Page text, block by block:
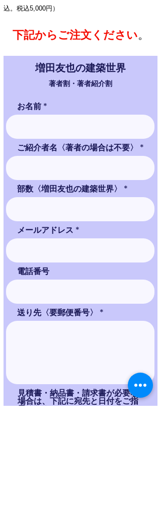
込。税込5,000円）
​下記からご注文ください。
増田友也の建築世界
著者割・著者紹介割
お名前
ご紹介者名〈著者の場合は不要〉
部数〈増田友也の建築世界〉
メールアドレス
電話番号
送り先〈要郵便番号〉
見積書・納品書・請求書が必要な
場合は、下記に宛先と日付をご指
示ください。